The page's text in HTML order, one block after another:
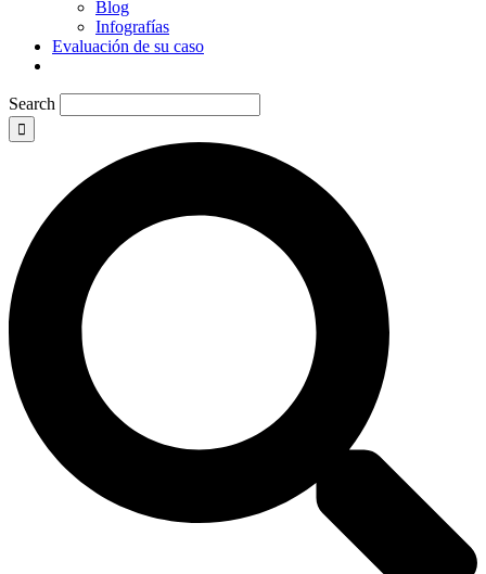
Blog
Infografías
Evaluación de su caso
Search